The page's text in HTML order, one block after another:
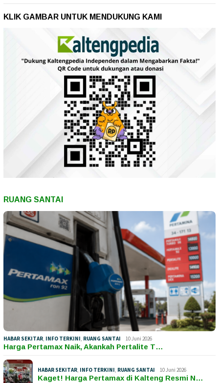
KLIK GAMBAR UNTUK MENDUKUNG KAMI
RUANG SANTAI
HABAR SEKITAR, INFO TERKINI, RUANG SANTAI 10 Juni 2026
Harga Pertamax Naik, Akankah Pertalite T…
HABAR SEKITAR, INFO TERKINI, RUANG SANTAI 10 Juni 2026
Kaget! Harga Pertamax di Kalteng Resmi N…